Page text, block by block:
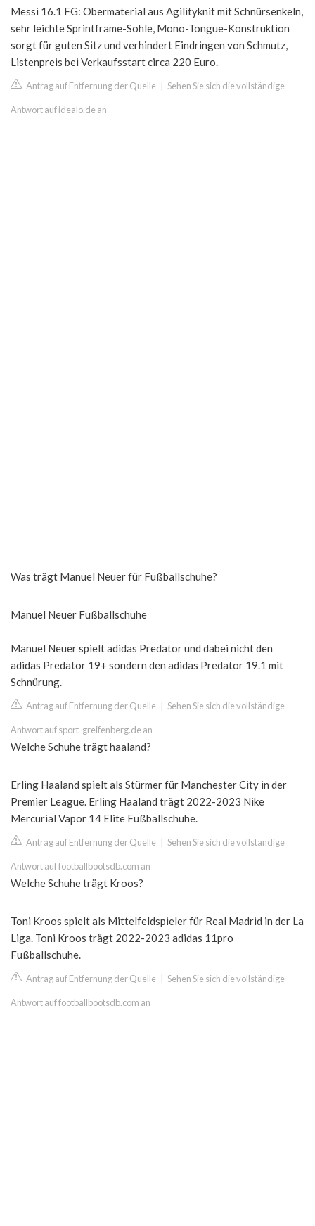
Messi 16.1 FG: Obermaterial aus Agilityknit mit Schnürsenkeln,
sehr leichte Sprintframe-Sohle, Mono-Tongue-Konstruktion
sorgt für guten Sitz und verhindert Eindringen von Schmutz,
Listenpreis bei Verkaufsstart circa 220 Euro.
Antrag auf Entfernung der Quelle Sehen Sie sich die vollständige
Antwort auf idealo.de an
Was trägt Manuel Neuer für Fußballschuhe?
Manuel Neuer Fußballschuhe
Manuel Neuer spielt adidas Predator und dabei nicht den
adidas Predator 19+ sondern den adidas Predator 19.1 mit
Schnürung.
Antrag auf Entfernung der Quelle Sehen Sie sich die vollständige
Antwort auf sport-greifenberg.de an
Welche Schuhe trägt haaland?
Erling Haaland spielt als Stürmer für Manchester City in der
Premier League. Erling Haaland trägt 2022-2023 Nike
Mercurial Vapor 14 Elite Fußballschuhe.
Antrag auf Entfernung der Quelle Sehen Sie sich die vollständige
Antwort auf footballbootsdb.com an
Welche Schuhe trägt Kroos?
Toni Kroos spielt als Mittelfeldspieler für Real Madrid in der La
Liga. Toni Kroos trägt 2022-2023 adidas 11pro
Fußballschuhe.
Antrag auf Entfernung der Quelle Sehen Sie sich die vollständige
Antwort auf footballbootsdb.com an